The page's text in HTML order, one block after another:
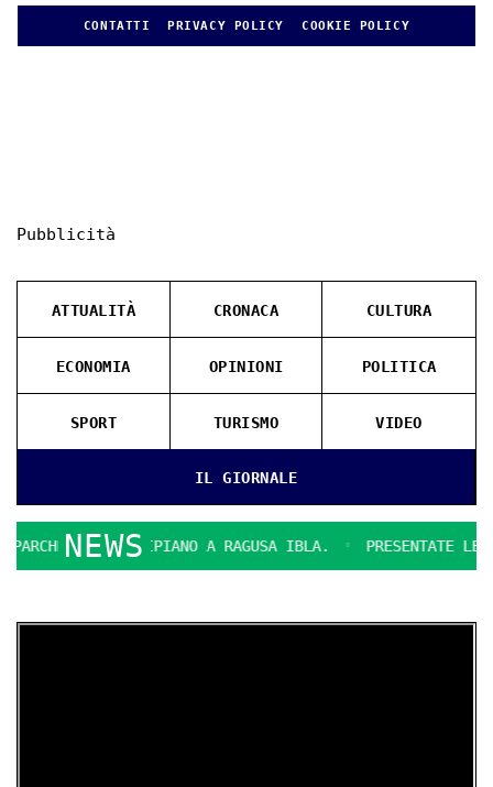
CONTATTI PRIVACY POLICY COOKIE POLICY
Pubblicità
IL GIORNALE
ATTUALITÀ CRONACA CULTURA
ECONOMIA OPINIONI POLITICA
SPORT TURISMO VIDEO
NEWS
MULTIPIANO A RAGUSA IBLA. PRESENTATE LE